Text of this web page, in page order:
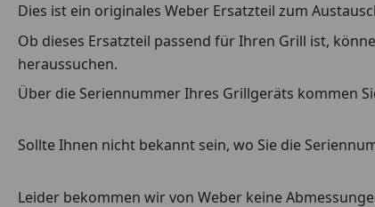
Dies ist ein originales Weber Ersatzteil zum
Ob dieses Ersatzteil passend für Ihren Grill ist,
heraussuchen.
Über die Seriennummer Ihres Grillgeräts kommen
Sollte Ihnen nicht bekannt sein, wo Sie die
Leider bekommen wir von Weber keine